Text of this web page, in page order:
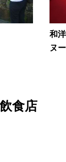
和
ヌ
食店